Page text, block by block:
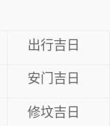
出行吉日
安门吉日
修坟吉日